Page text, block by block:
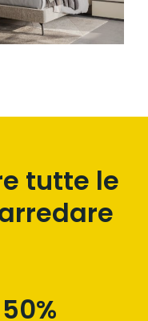
tutte le